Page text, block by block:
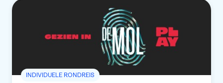
INDIVIDUELE RONDREIS